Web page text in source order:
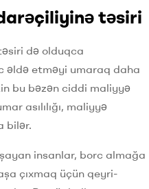
təsiri
də olduqca
əldə etməyi umaraq daha
bu bəzən ciddi maliyyə
asılılığı, maliyyə
bilər.
insanlar, borc almağa
çıxmaq üçün qeyri-